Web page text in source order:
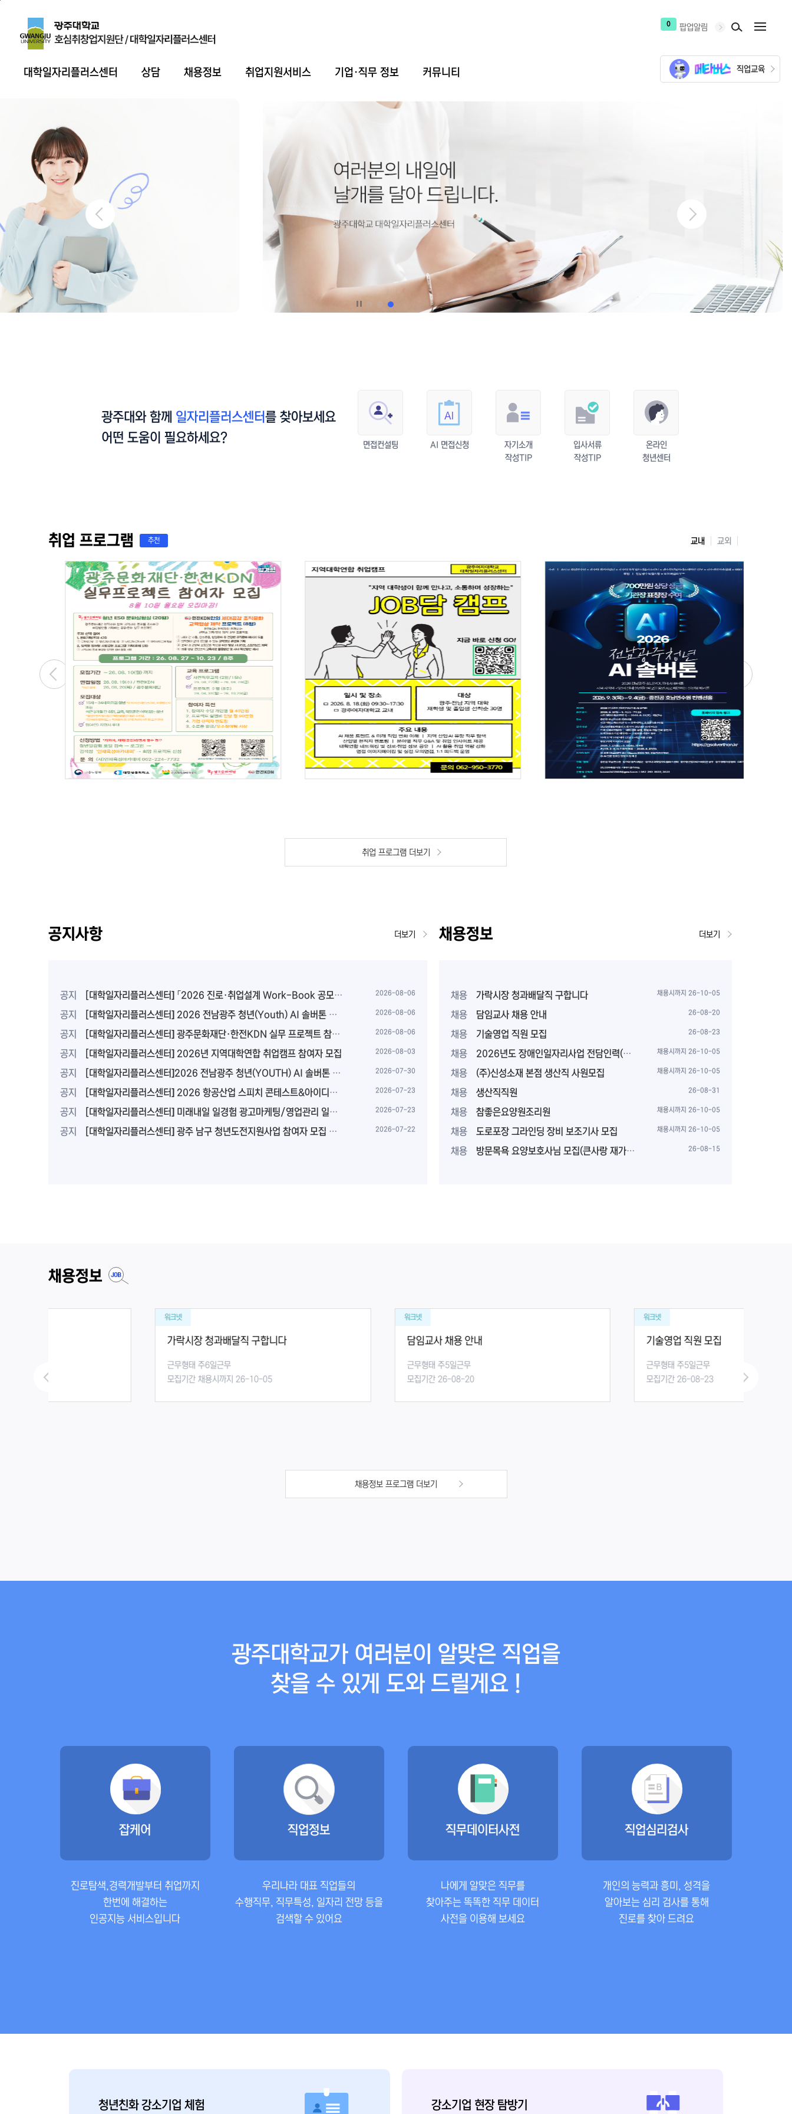
0 팝업알림
대학일자리플러스센터 상담 채용정보 취업지원서비스 기업·직무 정보 커뮤니티 직업교육
광주대와 함께 일자리플러스센터를 찾아보세요
어떤 도움이 필요하세요?
면접컨설팅 AI 면접신청
자기소개
작성TIP
입사서류
작성TIP
온라인
청년센터
취업 프로그램 추천 교내 교외
취업 프로그램 더보기
공지사항 더보기
공지 [대학일자리플러스센터] 「2026 진로·취업설계 Work-Book 공모전」 참가자 모집 안내 2026-08-06
공지 [대학일자리플러스센터] 2026 전남광주 청년(Youth) AI 솔버톤 대회 참여자 모집 2026-08-06
공지 [대학일자리플러스센터] 광주문화재단·한전KDN 실무 프로젝트 참여자 모집(미래내일일경험 프로젝트형) 2026-08-06
공지 [대학일자리플러스센터] 2026년 지역대학연합 취업캠프 참여자 모집 2026-08-03
공지 [대학일자리플러스센터]2026 전남광주 청년(YOUTH) AI 솔버톤 참가팀 모집 2026-07-30
공지 [대학일자리플러스센터] 2026 항공산업 스피치 콘테스트&아이디어 공모전 개최 2026-07-23
공지 [대학일자리플러스센터] 미래내일 일경험 광고마케팅/영업관리 일경험 참여자 모집(롯데백화점광주점, 인턴형) 2026-07-23
공지 [대학일자리플러스센터] 광주 남구 청년도전지원사업 참여자 모집 안내 2026-07-22
채용정보 더보기
채용 가락시장 청과배달직 구합니다 채용시까지 26-10-05
채용 담임교사 채용 안내 26-08-20
채용 기술영업 직원 모집 26-08-23
채용 2026년도 장애인일자리사업 전담인력(직무지도원)... 채용시까지 26-10-05
채용 (주)신성소재 본점 생산직 사원모집 채용시까지 26-10-05
채용 생산직직원 26-08-31
채용 참좋은요양원조리원 채용시까지 26-10-05
채용 도로포장 그라인딩 장비 보조기사 모집 채용시까지 26-10-05
채용 방문목욕 요양보호사님 모집(큰사랑 재가장기요양센터... 26-08-15
채용정보
가락시장 청과배달직 구합니다
채용정보 프로그램 더보기
광주대학교가 여러분이 알맞은 직업을
찾을 수 있게 도와 드릴게요 !
잡케어
진로탐색,경력개발부터 취업까지
한번에 해결하는
인공지능 서비스입니다
직업정보
우리나라 대표 직업들의
수행직무, 직무특성, 일자리 전망 등을
검색할 수 있어요
직무데이터사전
나에게 알맞은 직무를
찾아주는 똑똑한 직무 데이터
사전을 이용해 보세요
직업심리검사
개인의 능력과 흥미, 성격을
알아보는 심리 검사를 통해
진로를 찾아 드려요
청년친화 강소기업 체험 강소기업 현장 탐방기